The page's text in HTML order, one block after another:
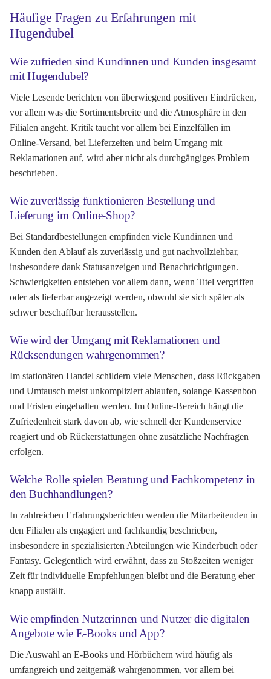
Häufige Fragen zu Erfahrungen mit
Hugendubel
Wie zufrieden sind Kundinnen und Kunden insgesamt
mit Hugendubel?
Viele Lesende berichten von überwiegend positiven Eindrücken,
vor allem was die Sortimentsbreite und die Atmosphäre in den
Filialen angeht. Kritik taucht vor allem bei Einzelfällen im
Online-Versand, bei Lieferzeiten und beim Umgang mit
Reklamationen auf, wird aber nicht als durchgängiges Problem
beschrieben.
Wie zuverlässig funktionieren Bestellung und
Lieferung im Online-Shop?
Bei Standardbestellungen empfinden viele Kundinnen und
Kunden den Ablauf als zuverlässig und gut nachvollziehbar,
insbesondere dank Statusanzeigen und Benachrichtigungen.
Schwierigkeiten entstehen vor allem dann, wenn Titel vergriffen
oder als lieferbar angezeigt werden, obwohl sie sich später als
schwer beschaffbar herausstellen.
Wie wird der Umgang mit Reklamationen und
Rücksendungen wahrgenommen?
Im stationären Handel schildern viele Menschen, dass Rückgaben
und Umtausch meist unkompliziert ablaufen, solange Kassenbon
und Fristen eingehalten werden. Im Online-Bereich hängt die
Zufriedenheit stark davon ab, wie schnell der Kundenservice
reagiert und ob Rückerstattungen ohne zusätzliche Nachfragen
erfolgen.
Welche Rolle spielen Beratung und Fachkompetenz in
den Buchhandlungen?
In zahlreichen Erfahrungsberichten werden die Mitarbeitenden in
den Filialen als engagiert und fachkundig beschrieben,
insbesondere in spezialisierten Abteilungen wie Kinderbuch oder
Fantasy. Gelegentlich wird erwähnt, dass zu Stoßzeiten weniger
Zeit für individuelle Empfehlungen bleibt und die Beratung eher
knapp ausfällt.
Wie empfinden Nutzerinnen und Nutzer die digitalen
Angebote wie E-Books und App?
Die Auswahl an E-Books und Hörbüchern wird häufig als
umfangreich und zeitgemäß wahrgenommen, vor allem bei